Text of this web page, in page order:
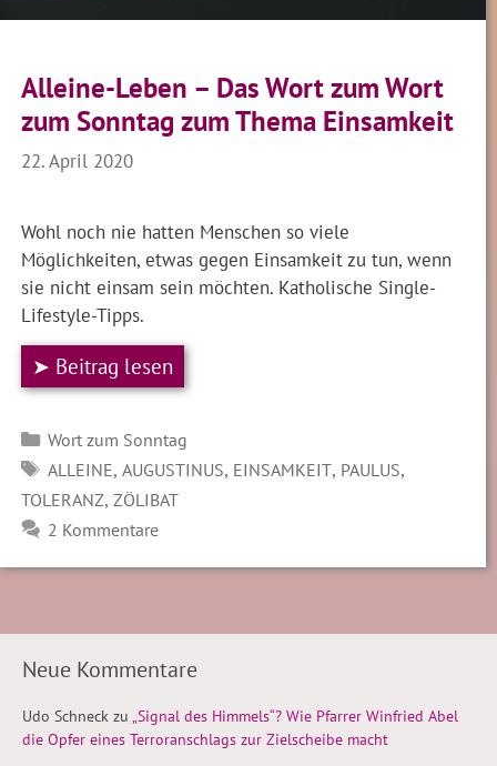
Alleine-Leben – Das Wort zum Wort
zum Sonntag zum Thema Einsamkeit
22. April 2020
Wohl noch nie hatten Menschen so viele
Möglichkeiten, etwas gegen Einsamkeit zu tun, wenn
sie nicht einsam sein möchten. Katholische Single-
Lifestyle-Tipps.
➤ Beitrag lesen
Kategorien
Wort zum Sonntag
SCHLAGWÖRTER
ALLEINE, AUGUSTINUS, EINSAMKEIT, PAULUS,
TOLERANZ,ZÖLIBAT
2 Kommentare
Neue Kommentare
Udo Schneck zu „Signal des Himmels“? Wie Pfarrer Winfried Abel
die Opfer eines Terroranschlags zur Zielscheibe macht